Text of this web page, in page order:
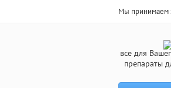
Мы принимаем
все для
препараты